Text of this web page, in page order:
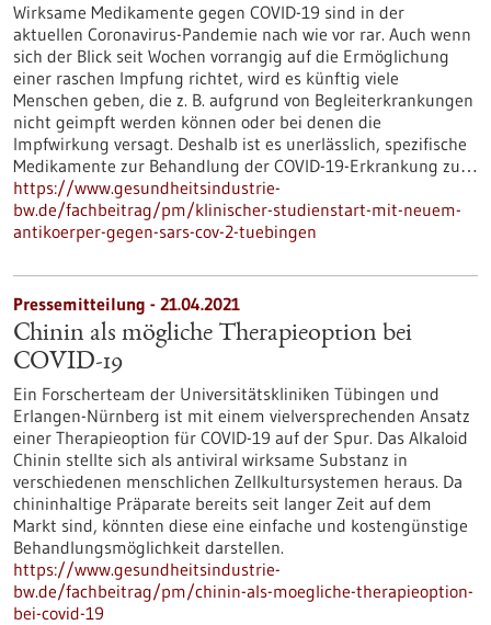
Wirksame Medikamente gegen COVID-19 sind in der
aktuellen Coronavirus-Pandemie nach wie vor rar. Auch wenn
sich der Blick seit Wochen vorrangig auf die Ermöglichung
einer raschen Impfung richtet, wird es künftig viele
Menschen geben, die z. B. aufgrund von Begleiterkrankungen
nicht geimpft werden können oder bei denen die
Impfwirkung versagt. Deshalb ist es unerlässlich, spezifische
Medikamente zur Behandlung der COVID-19-Erkrankung zu…
https://www.gesundheitsindustrie-
bw.de/fachbeitrag/pm/klinischer-studienstart-mit-neuem-
antikoerper-gegen-sars-cov-2-tuebingen
Pressemitteilung - 21.04.2021
Chinin als mögliche Therapieoption bei
COVID-19
Ein Forscherteam der Universitätskliniken Tübingen und
Erlangen-Nürnberg ist mit einem vielversprechenden Ansatz
einer Therapieoption für COVID-19 auf der Spur. Das Alkaloid
Chinin stellte sich als antiviral wirksame Substanz in
verschiedenen menschlichen Zellkultursystemen heraus. Da
chininhaltige Präparate bereits seit langer Zeit auf dem
Markt sind, könnten diese eine einfache und kostengünstige
Behandlungsmöglichkeit darstellen.
https://www.gesundheitsindustrie-
bw.de/fachbeitrag/pm/chinin-als-moegliche-therapieoption-
bei-covid-19